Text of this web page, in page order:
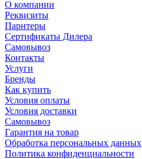
О компании
Реквизиты
Парнтеры
Сертификаты Дилера
Самовывоз
Контакты
Услуги
Бренды
Как купить
Условия оплаты
Условия доставки
Самовывоз
Гарантия на товар
Обработка персональных данных
Политика конфиденциальности